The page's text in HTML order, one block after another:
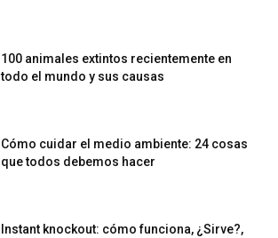
100 animales extintos recientemente en
todo el mundo y sus causas
Cómo cuidar el medio ambiente: 24 cosas
que todos debemos hacer
Instant knockout: cómo funciona, ¿Sirve?,